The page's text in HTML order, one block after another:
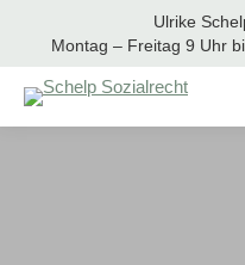
Ulrike
Montag – Freitag 9 Uhr